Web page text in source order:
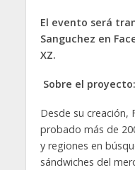
El evento será
Sanguchez en
XZ.
Sobre el proyecto:
Desde su creación,
probado más de
y regiones en
sándwiches del